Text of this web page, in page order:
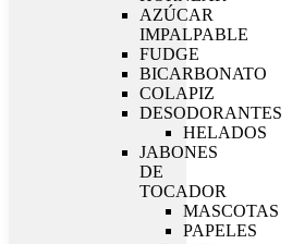
AZÚCAR
IMPALPABLE
FUDGE
BICARBONATO
COLAPIZ
DESODORANTES
HELADOS
JABONES
DE
TOCADOR
MASCOTAS
PAPELES